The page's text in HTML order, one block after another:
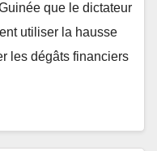
que le dictateur
utiliser la hausse
les dégâts financiers